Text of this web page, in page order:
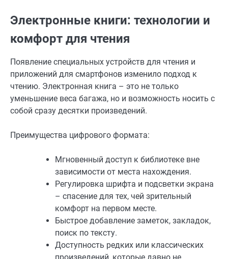
Электронные книги: технологии и
комфорт для чтения
Появление специальных устройств для чтения и
приложений для смартфонов изменило подход к
чтению. Электронная книга – это не только
уменьшение веса багажа, но и возможность носить с
собой сразу десятки произведений.
Преимущества цифрового формата:
Мгновенный доступ к библиотеке вне
зависимости от места нахождения.
Регулировка шрифта и подсветки экрана
– спасение для тех, чей зрительный
комфорт на первом месте.
Быстрое добавление заметок, закладок,
поиск по тексту.
Доступность редких или классических